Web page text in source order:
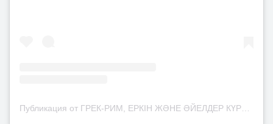
Публикация от ГРЕК-РИМ, ЕРКІН ЖӘНЕ ӘЙЕЛДЕР КҮРЕСІ ФЕДЕРАЦИЯСЫ (@wrestling_federation_kostanay)